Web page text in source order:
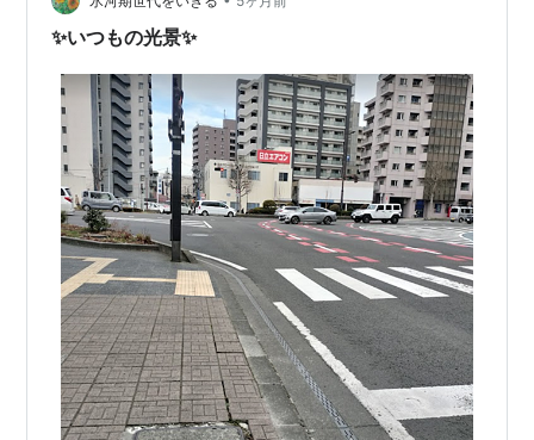
youtu.be
✨いつもの光景✨